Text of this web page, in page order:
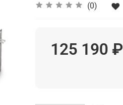
(0)
125 190 ₽